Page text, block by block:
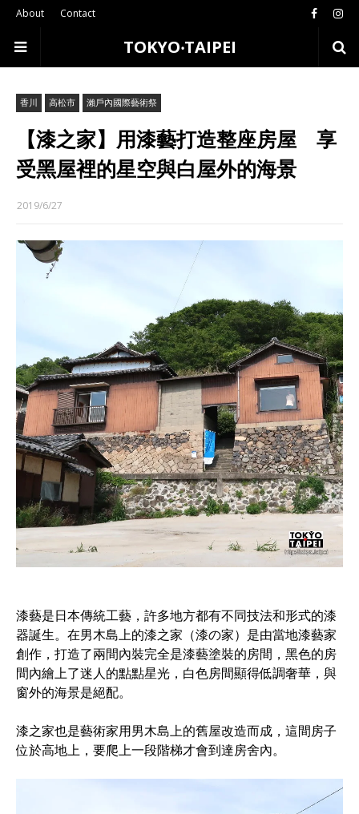
About Contact
TOKYO‧TAIPEI
香川 高松市 瀨戶內國際藝術祭
【漆之家】用漆藝打造整座房屋 享
受黑屋裡的星空與白屋外的海景
2019/6/27
漆藝是日本傳統工藝，許多地方都有不同技法和形式的漆
器誕生。在男木島上的漆之家（漆の家）是由當地漆藝家
創作，打造了兩間內裝完全是漆藝塗裝的房間，黑色的房
間內繪上了迷人的點點星光，白色房間顯得低調奢華，與
窗外的海景是絕配。
漆之家也是藝術家用男木島上的舊屋改造而成，這間房子
位於高地上，要爬上一段階梯才會到達房舍內。